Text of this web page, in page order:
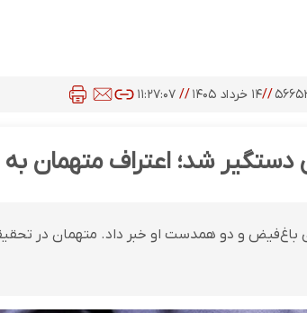
//۱۴ خرداد ۱۴۰۵ // ۱۱:۲۷:۰۷
شد؛ اعتراف متهمان
باغ‌فیض و دو همدست او خبر داد. متهمان در